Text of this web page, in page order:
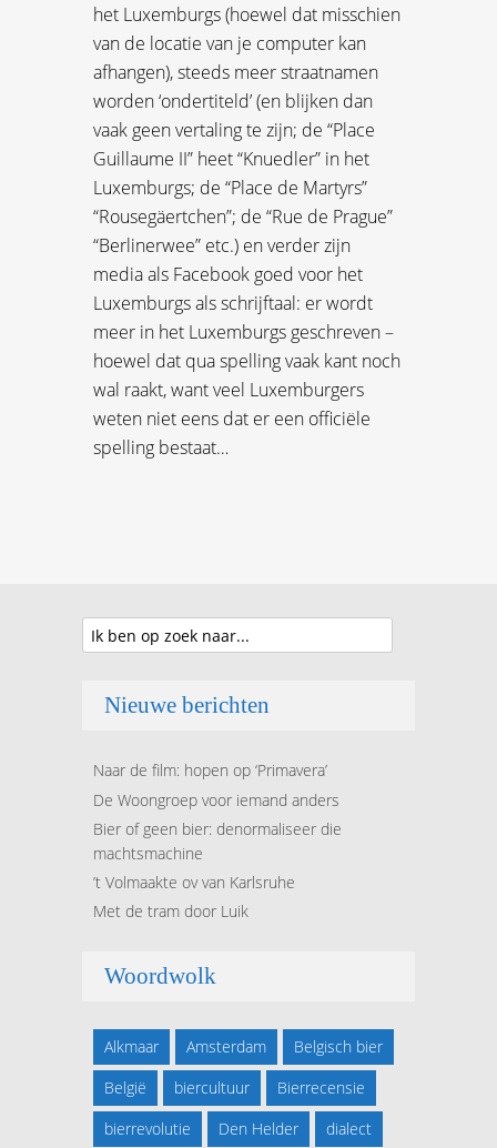
het Luxemburgs (hoewel dat misschien
van de locatie van je computer kan
afhangen), steeds meer straatnamen
worden ‘ondertiteld’ (en blijken dan
vaak geen vertaling te zijn; de “Place
Guillaume II” heet “Knuedler” in het
Luxemburgs; de “Place de Martyrs”
“Rousegäertchen”; de “Rue de Prague”
“Berlinerwee” etc.) en verder zijn
media als Facebook goed voor het
Luxemburgs als schrijftaal: er wordt
meer in het Luxemburgs geschreven –
hoewel dat qua spelling vaak kant noch
wal raakt, want veel Luxemburgers
weten niet eens dat er een officiële
spelling bestaat…
Nieuwe berichten
Naar de film: hopen op ‘Primavera’
De Woongroep voor iemand anders
Bier of geen bier: denormaliseer die
machtsmachine
’t Volmaakte ov van Karlsruhe
Met de tram door Luik
Woordwolk
Alkmaar Amsterdam
Belgisch bier
België
biercultuur
Bierrecensie
bierrevolutie
Den Helder
dialect